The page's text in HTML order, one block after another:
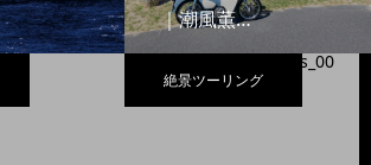
｜潮風薫…
絶景ツーリング